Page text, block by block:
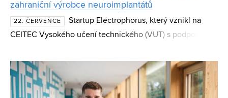
zahraniční výrobce neuroimplantátů
22. ČERVENCE
Startup Electrophorus, který vznikl na
CEITEC Vysokého učení technického (VUT) s podporou
a dnes působí jako technologická společnost s mezináro